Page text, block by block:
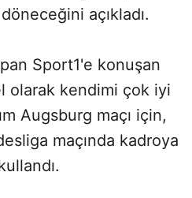
açıkladı.
Sport1'e konuşan
olarak kendimi çok iyi
Augsburg maçı için,
maçında kadroya